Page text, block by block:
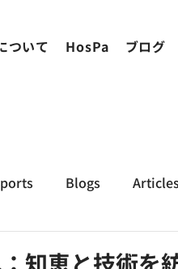
ついて HosPa ブログ
Blogs Articles